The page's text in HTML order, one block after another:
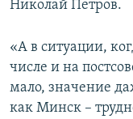
Николай Петров.
«А в ситуации,
числе и на
мало, значение
как Минск –